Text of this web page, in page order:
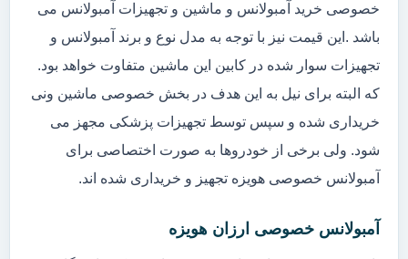
خصوصی خرید آمبولانس و ماشین و تجهیزات آمبولانس می
باشد .این قیمت نیز با توجه به مدل نوع و برند آمبولانس و
تجهیزات سوار شده در کابین این ماشین متفاوت خواهد بود.
که البته برای نیل به این هدف در بخش خصوصی ماشین ونی
خریداری شده و سپس توسط تجهیزات پزشکی مجهز می
شود. ولی برخی از خودروها به صورت اختصاصی برای
آمبولانس خصوصی هویزه تجهیز و خریداری شده اند.
آمبولانس خصوصی ارزان هویزه